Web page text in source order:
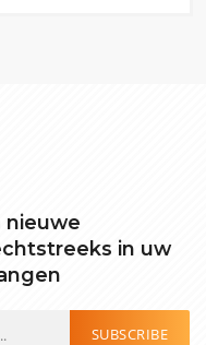
nieuwe
in uw
SUBSCRIBE